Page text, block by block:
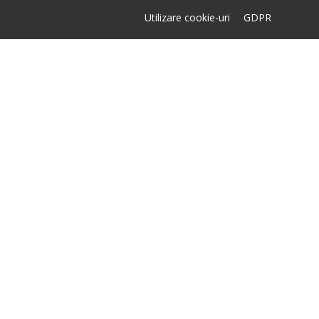
Utilizare cookie-uri GDPR